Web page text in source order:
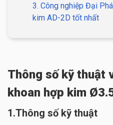
3. Công nghiệp Đại
kim AD-2D tốt nhất
Thông số kỹ thuật
khoan hợp kim
1.Thông số kỹ thuật